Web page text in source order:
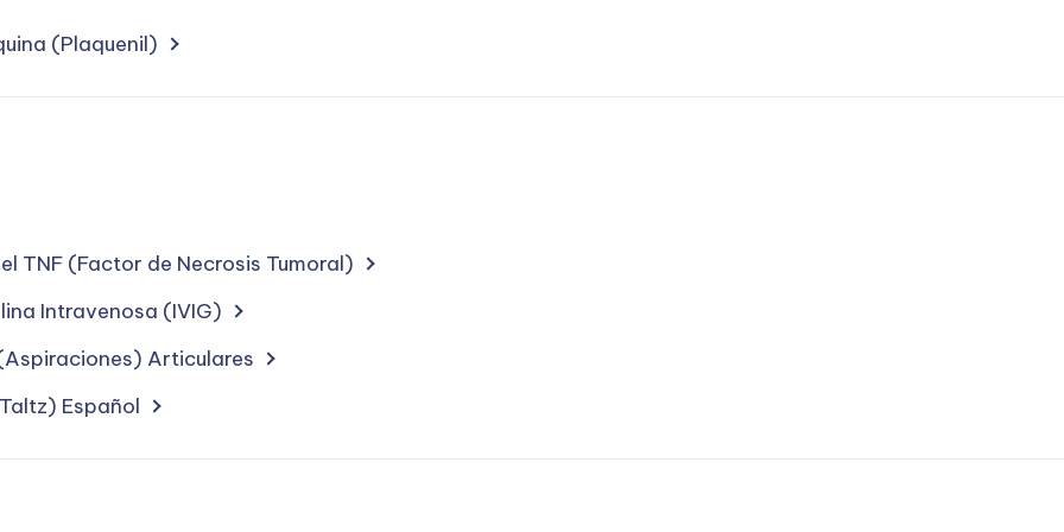
(Plaquenil)
TNF (Factor de Necrosis Tumoral)
Intravenosa (IVIG)
Articulares
Español